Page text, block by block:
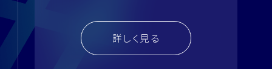
詳しく見る